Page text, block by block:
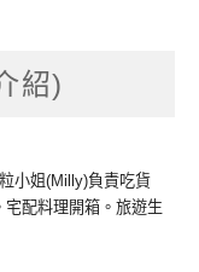
紹)
小姐(Milly)負責吃貨
配料理開箱。旅遊生